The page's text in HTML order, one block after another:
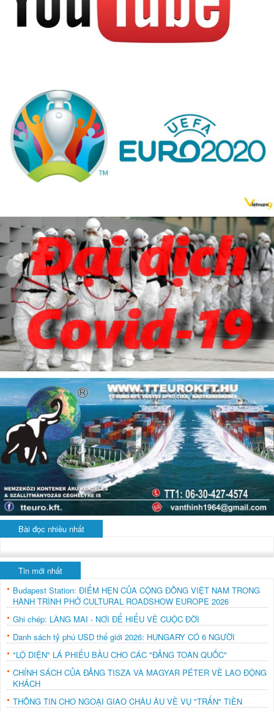
Bài đọc nhiều nhất
Tin mới nhất
Budapest Station: ĐIỂM HẸN CỦA CỘNG ĐỒNG VIỆT NAM TRONG
HÀNH TRÌNH PHỞ CULTURAL ROADSHOW EUROPE 2026
Ghi chép: LÀNG MAI - NƠI ĐỂ HIỂU VỀ CUỘC ĐỜI
Danh sách tỷ phú USD thế giới 2026: HUNGARY CÓ 6 NGƯỜI
"LỘ DIỆN" LÁ PHIẾU BẦU CHO CÁC "ĐẢNG TOÀN QUỐC"
CHÍNH SÁCH CỦA ĐẢNG TISZA VÀ MAGYAR PÉTER VỀ LAO ĐỘNG
KHÁCH
THÔNG TIN CHO NGOẠI GIAO CHÂU ÂU VỀ VỤ "TRẤN" TIỀN